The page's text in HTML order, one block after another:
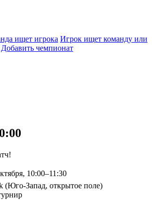
ищет игрока Игрок ищет команду или
Добавить чемпионат
10:00–11:30
(Юго-Запад, открытое поле)